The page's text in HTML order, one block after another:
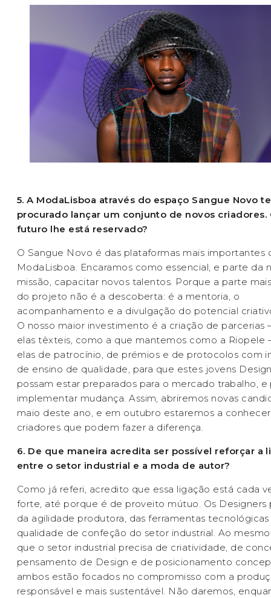
5. A ModaLisboa através do espaço Sangue Novo
procurado lançar um conjunto de novos criadores.
futuro lhe está reservado?
O Sangue Novo é das plataformas mais importantes
ModaLisboa. Encaramos como essencial, e parte da
missão, capacitar novos talentos. Porque a parte
do projeto não é a descoberta: é a mentoria, o
acompanhamento e a divulgação do potencial
O nosso maior investimento é a criação de parcerias
elas têxteis, como a que mantemos como a Riopele
elas de patrocínio, de prémios e de protocolos com
de ensino de qualidade, para que estes jovens
possam estar preparados para o mercado trabalho, e
implementar mudança. Assim, abriremos novas
maio deste ano, e em outubro estaremos a
criadores que podem fazer a diferença.
6. De que maneira acredita ser possível reforçar a
entre o setor industrial e a moda de autor?
Como já referi, acredito que essa ligação está cada
forte, até porque é de proveito mútuo. Os Designers
da agilidade produtora, das ferramentas
qualidade de confeção do setor industrial. Ao
que o setor industrial precisa de criatividade, de
pensamento de Design e de posicionamento
ambos estão focados no compromisso com a
responsável e mais sustentável. Não daremos,